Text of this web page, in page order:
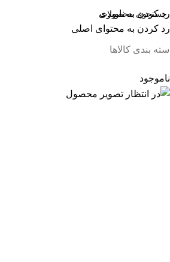
رد کردن به ناوبری
رد کردن به محتوای اصلی
بندی کالاها
ناموجود